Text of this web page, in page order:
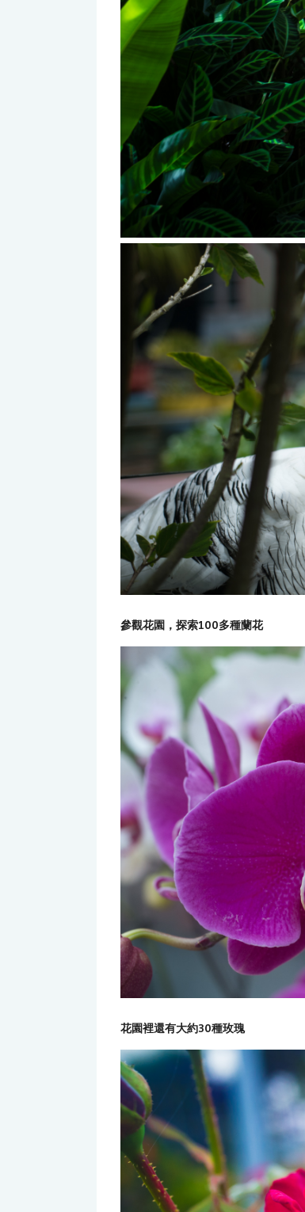
參觀花園，探索100多種蘭花
花園裡還有大約30種玫瑰